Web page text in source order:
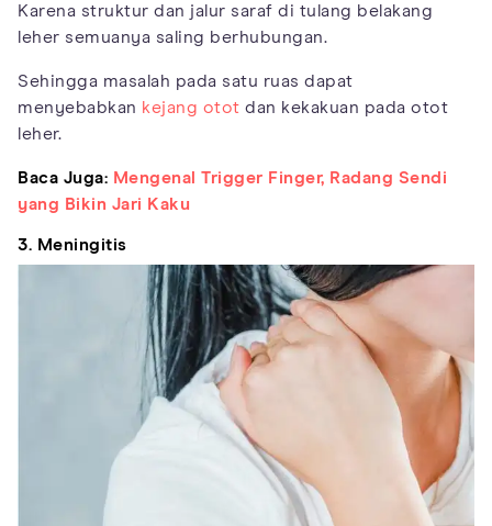
Karena struktur dan jalur saraf di tulang belakang
leher semuanya saling berhubungan.
Sehingga masalah pada satu ruas dapat
menyebabkan kejang otot dan kekakuan pada otot
leher.
Baca Juga: Mengenal Trigger Finger, Radang Sendi
yang Bikin Jari Kaku
3. Meningitis